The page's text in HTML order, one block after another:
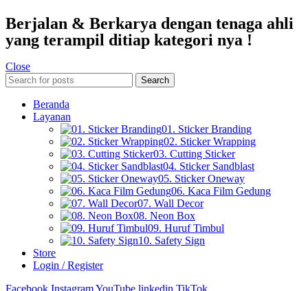
Berjalan & Berkarya dengan tenaga ahli
yang terampil ditiap kategori nya !
Close
Search
Beranda
Layanan
01. Sticker Branding
02. Sticker Wrapping
03. Cutting Sticker
04. Sticker Sandblast
05. Sticker Oneway
06. Kaca Film Gedung
07. Wall Decor
08. Neon Box
09. Huruf Timbul
10. Safety Sign
Store
Login / Register
Facebook InstagramYouTube linkedin TikTok